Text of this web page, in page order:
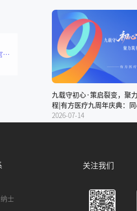
载誉而归！有方医疗西部国际口腔展圆满收官，开启口腔诊疗新时代
九载守初心·策启裂变，聚
程|有方医疗九周年庆典：
2026-07-14
士
关注我们